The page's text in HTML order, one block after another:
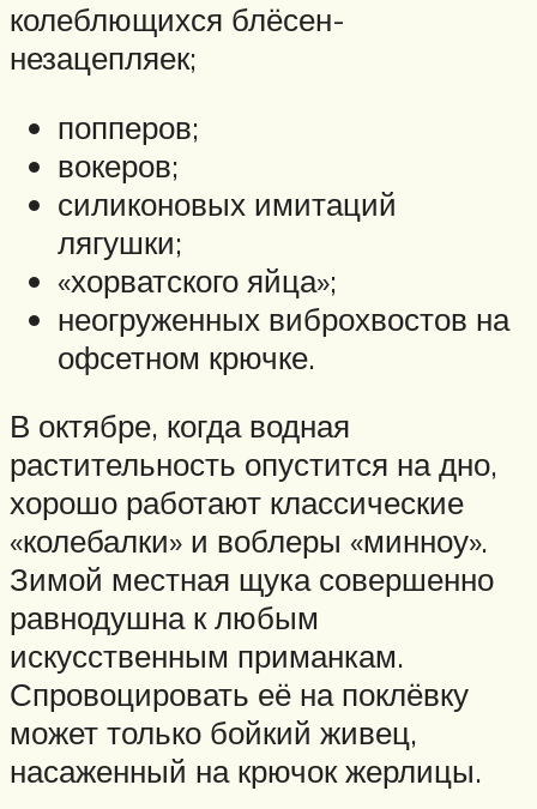
колеблющихся блёсен-
незацепляек;
попперов;
вокеров;
силиконовых имитаций
лягушки;
«хорватского яйца»;
неогруженных виброхвостов на
офсетном крючке.
В октябре, когда водная
растительность опустится на дно,
хорошо работают классические
«колебалки» и воблеры «минноу».
Зимой местная щука совершенно
равнодушна к любым
искусственным приманкам.
Спровоцировать её на поклёвку
может только бойкий живец,
насаженный на крючок жерлицы.